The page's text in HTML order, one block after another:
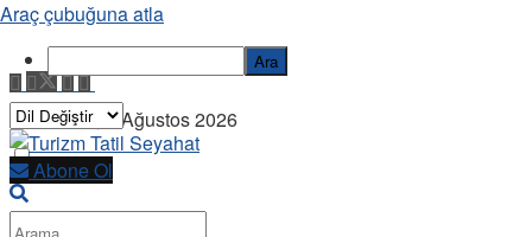
Cumartesi, 8 Ağustos 2026
Abone Ol
Araç çubuğuna atla
Ara